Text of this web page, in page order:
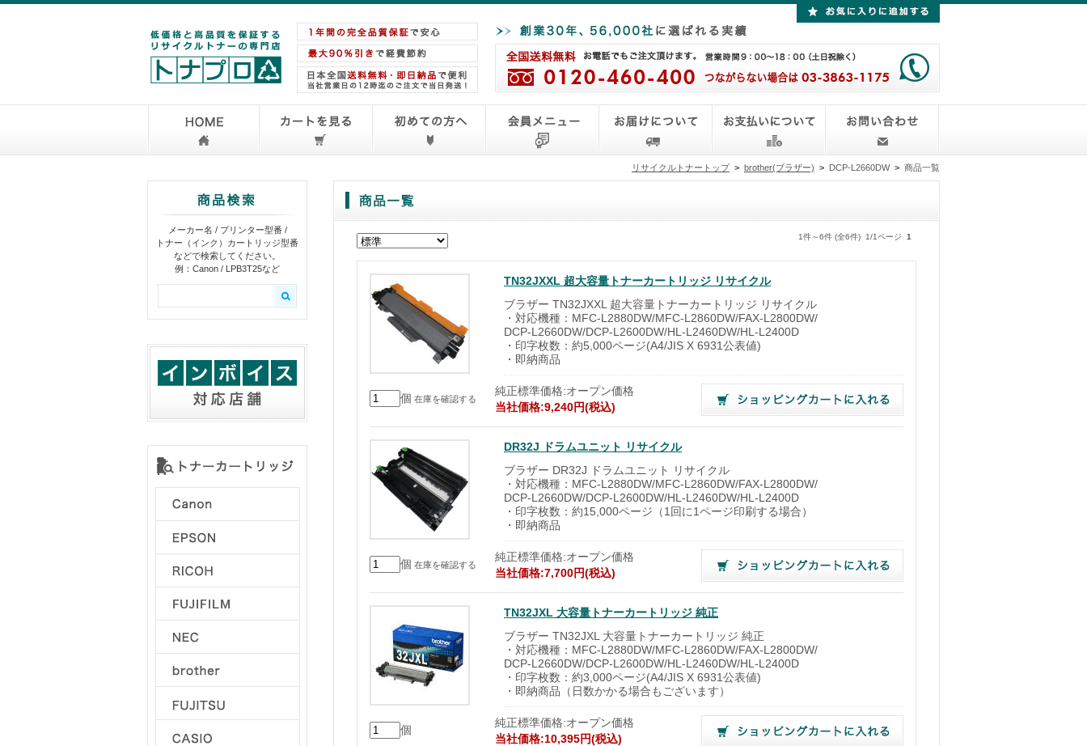
リサイクルトナートップ > brother(ブラザー) > DCP-L2660DW > 商品一覧
メーカー名 / プリンター型番 /
トナー（インク）カートリッジ型番
などで検索してください。
例：Canon / LPB3T25など
1件～6件 (全6件) 1/1ページ 1
TN32JXXL 超大容量トナーカートリッジ リサイクル
ブラザー TN32JXXL 超大容量トナーカートリッジ リサイクル
・対応機種：MFC-L2880DW/MFC-L2860DW/FAX-L2800DW/
DCP-L2660DW/DCP-L2600DW/HL-L2460DW/HL-L2400D
・印字枚数：約5,000ページ(A4/JIS X 6931公表値)
・即納商品
個 在庫を確認する
純正標準価格:オープン価格
当社価格:9,240円(税込)
DR32J ドラムユニット リサイクル
ブラザー DR32J ドラムユニット リサイクル
・対応機種：MFC-L2880DW/MFC-L2860DW/FAX-L2800DW/
DCP-L2660DW/DCP-L2600DW/HL-L2460DW/HL-L2400D
・印字枚数：約15,000ページ（1回に1ページ印刷する場合）
・即納商品
個 在庫を確認する
純正標準価格:オープン価格
当社価格:7,700円(税込)
TN32JXL 大容量トナーカートリッジ 純正
ブラザー TN32JXL 大容量トナーカートリッジ 純正
・対応機種：MFC-L2880DW/MFC-L2860DW/FAX-L2800DW/
DCP-L2660DW/DCP-L2600DW/HL-L2460DW/HL-L2400D
・印字枚数：約3,000ページ(A4/JIS X 6931公表値)
・即納商品（日数かかる場合もございます）
個
純正標準価格:オープン価格
当社価格:10,395円(税込)